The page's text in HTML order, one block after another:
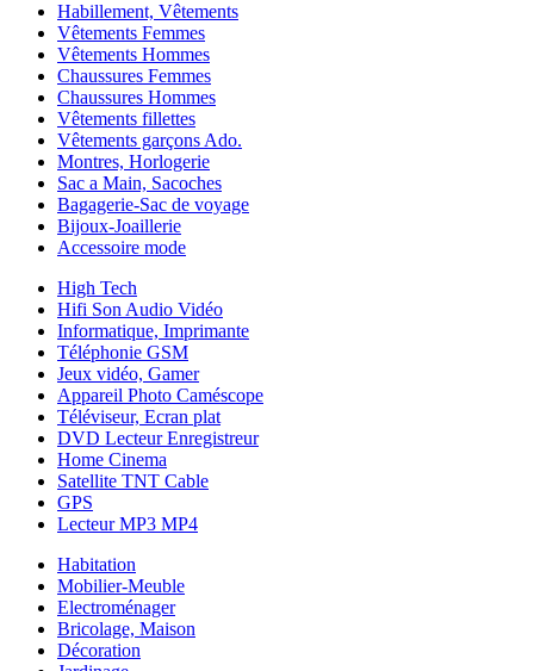
Habillement, Vêtements
Vêtements Femmes
Vêtements Hommes
Chaussures Femmes
Chaussures Hommes
Vêtements fillettes
Vêtements garçons Ado.
Montres, Horlogerie
Sac a Main, Sacoches
Bagagerie-Sac de voyage
Bijoux-Joaillerie
Accessoire mode
High Tech
Hifi Son Audio Vidéo
Informatique, Imprimante
Téléphonie GSM
Jeux vidéo, Gamer
Appareil Photo Caméscope
Téléviseur, Ecran plat
DVD Lecteur Enregistreur
Home Cinema
Satellite TNT Cable
GPS
Lecteur MP3 MP4
Habitation
Mobilier-Meuble
Electroménager
Bricolage, Maison
Décoration